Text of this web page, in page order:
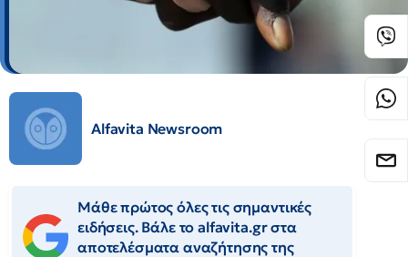
Alfavita Newsroom
Μάθε πρώτος όλες τις σημαντικές
ειδήσεις. Βάλε το alfavita.gr στα
αποτελέσματα αναζήτησης της